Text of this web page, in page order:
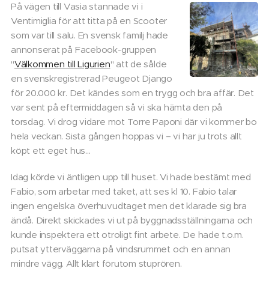
På vägen till Vasia stannade vi i
Ventimiglia för att titta på en Scooter
som var till salu. En svensk familj hade
annonserat på Facebook-gruppen
"Välkommen till Ligurien" att de sålde
en svenskregistrerad Peugeot Django
för 20.000 kr. Det kändes som en trygg och bra affär. Det
var sent på eftermiddagen så vi ska hämta den på
torsdag. Vi drog vidare mot Torre Paponi där vi kommer bo
hela veckan. Sista gången hoppas vi – vi har ju trots allt
köpt ett eget hus...
Idag körde vi äntligen upp till huset. Vi hade bestämt med
Fabio, som arbetar med taket, att ses kl 10. Fabio talar
ingen engelska överhuvudtaget men det klarade sig bra
ändå. Direkt skickades vi ut på byggnadsställningarna och
kunde inspektera ett otroligt fint arbete. De hade t.o.m.
putsat ytterväggarna på vindsrummet och en annan
mindre vägg. Allt klart förutom stuprören.